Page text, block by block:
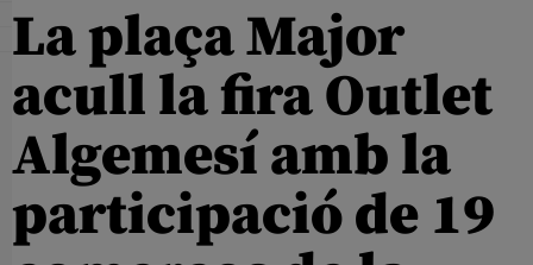
La plaça Major
acull la fira Outlet
Algemesí amb la
participació de 19